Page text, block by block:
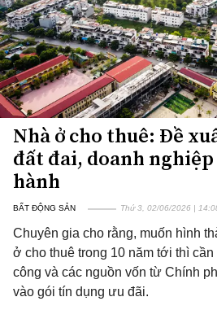
Nhà ở cho thuê: Đề
đất đai, doanh
hành
BẤT ĐỘNG SẢN Thứ 3, 02/06/2026 |
Chuyên gia cho rằng, muốn hình
ở cho thuê trong 10 năm tới thì
công và các nguồn vốn từ Chính
vào gói tín dụng ưu đãi.